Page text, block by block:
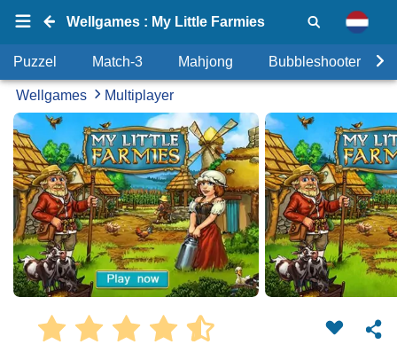
Wellgames : My Little Farmies
Puzzel Match-3 Mahjong Bubbleshooter
Wellgames Multiplayer